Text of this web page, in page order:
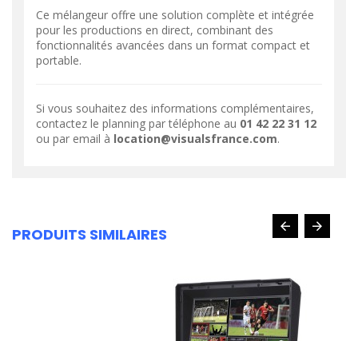
Ce mélangeur offre une solution complète et intégrée
pour les productions en direct, combinant des
fonctionnalités avancées dans un format compact et
portable.
Si vous souhaitez des informations complémentaires,
contactez le planning par téléphone au 01 42 22 31 12
ou par email à location@visualsfrance.com.
PRODUITS SIMILAIRES